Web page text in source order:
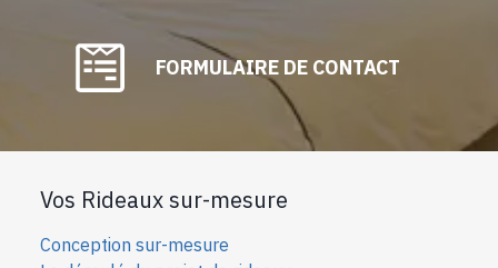
FORMULAIRE DE CONTACT
Vos Rideaux sur-mesure
Conception sur-mesure